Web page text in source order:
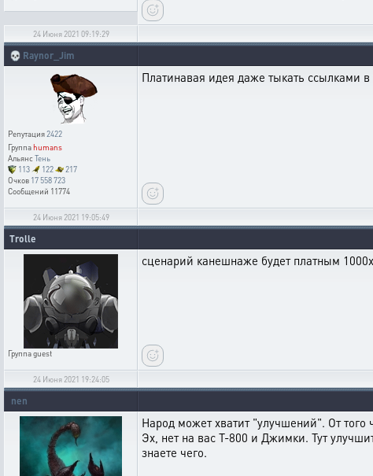
24 Июня 2021 09:19:29
💀 Raynor_Jim
Репутация2422
Группаhumans
АльянсТень
113
122
217
Очков 17 558 723
Сообщений 11774
Платинавая идея даже тыкать ссылками в
24 Июня 2021 19:05:49
Trolle
Группаguest
сценарий канешнаже будет платным
24 Июня 2021 19:24:05
nen
Народ может хватит "улучшений". От того
Эх, нет на вас Т-800 и Джимки. Тут
знаете чего.